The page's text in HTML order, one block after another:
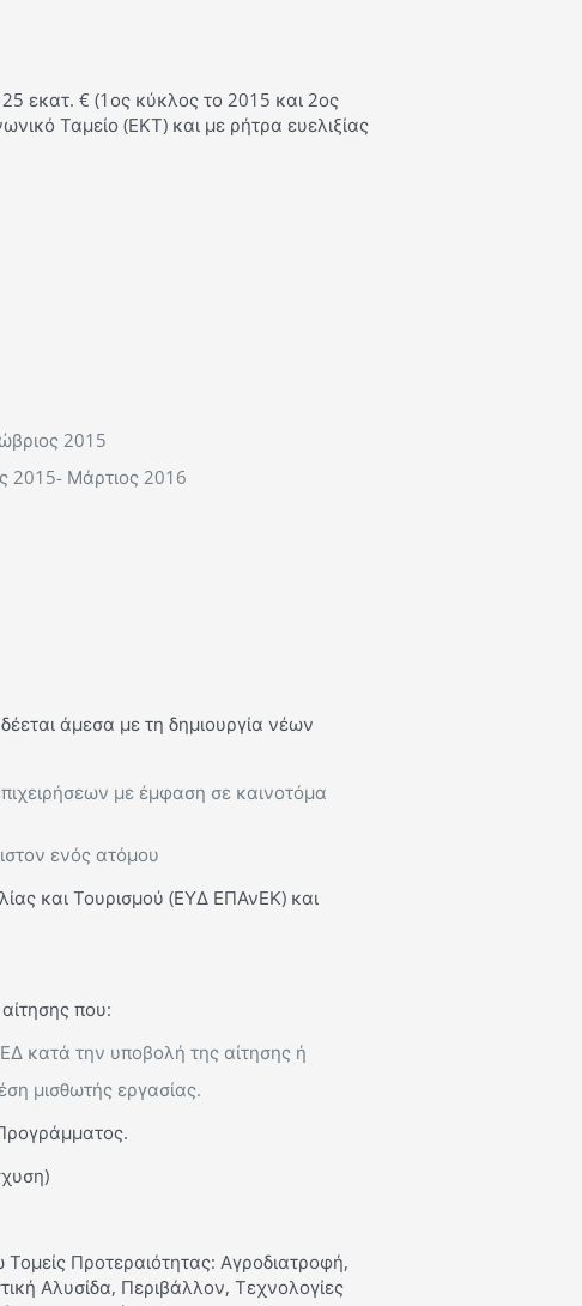
εκατ. € (1ος κύκλος το 2015 και 2ος
Ταμείο (ΕΚΤ) και με ρήτρα ευελιξίας
2015
2015- Μάρτιος 2016
άμεσα με τη δημιουργία νέων
με έμφαση σε καινοτόμα
ενός ατόμου
και Τουρισμού (ΕΥΔ ΕΠΑνΕΚ) και
που:
κατά την υποβολή της αίτησης ή
μισθωτής εργασίας.
Προτεραιότητας: Αγροδιατροφή,
Αλυσίδα, Περιβάλλον, Τεχνολογίες